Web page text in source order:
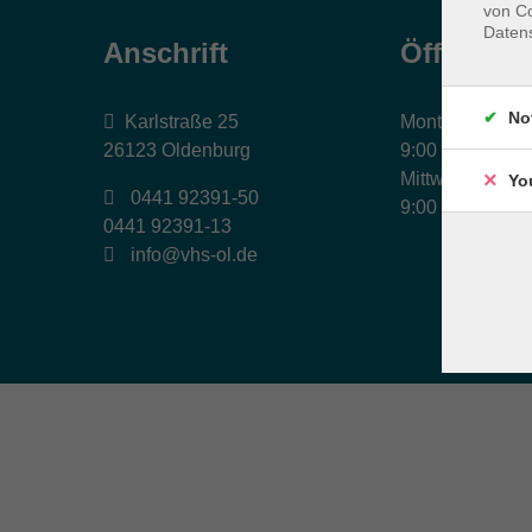
Anschrift
Karlstraße 25
26123 Oldenburg
0441 92391-50
0441 92391-13
info@vhs-ol.de
Montag,
9:00 bis 17:00
Mittwoch und
9:00 bis 12:30
von